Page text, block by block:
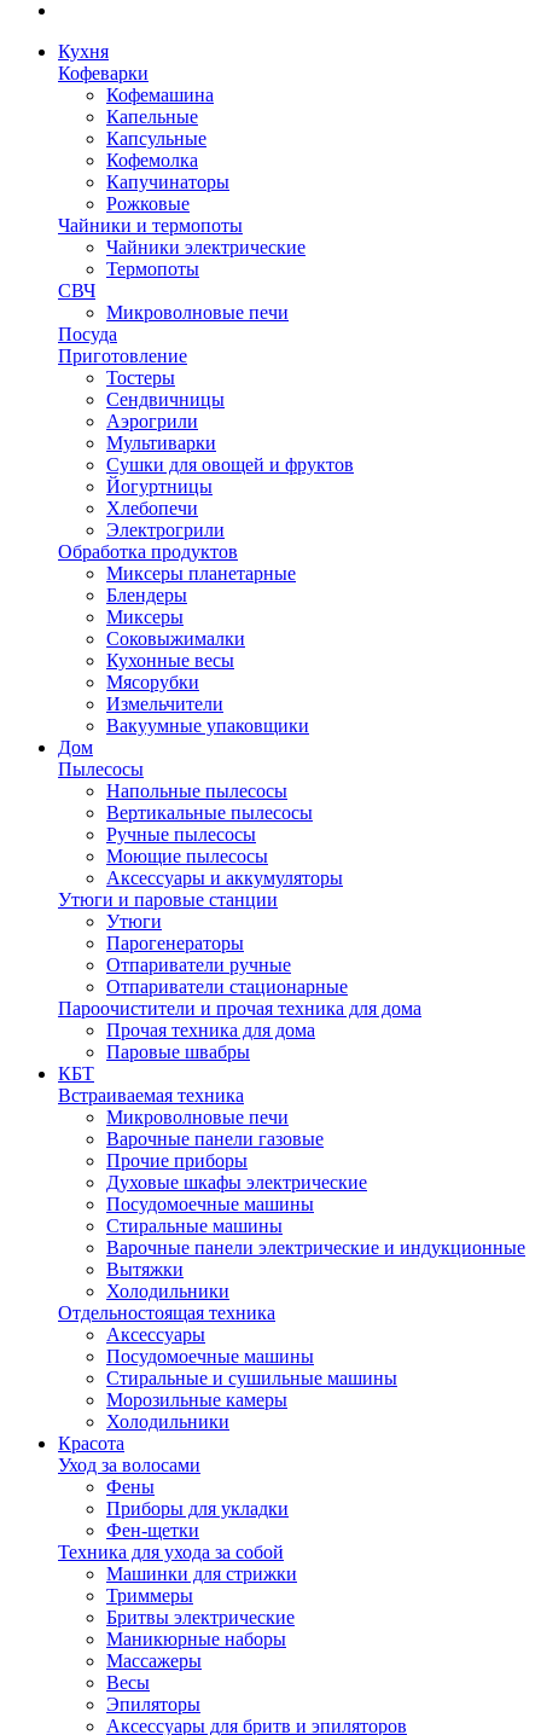
Кухня
Кофеварки
Кофемашина
Капельные
Капсульные
Кофемолка
Капучинаторы
Рожковые
Чайники и термопоты
Чайники электрические
Термопоты
СВЧ
Микроволновые печи
Посуда
Приготовление
Тостеры
Сендвичницы
Аэрогрили
Мультиварки
Сушки для овощей и фруктов
Йогуртницы
Хлебопечи
Электрогрили
Обработка продуктов
Миксеры планетарные
Блендеры
Миксеры
Соковыжималки
Кухонные весы
Мясорубки
Измельчители
Вакуумные упаковщики
Дом
Пылесосы
Напольные пылесосы
Вертикальные пылесосы
Ручные пылесосы
Моющие пылесосы
Аксессуары и аккумуляторы
Утюги и паровые станции
Утюги
Парогенераторы
Отпариватели ручные
Отпариватели стационарные
Пароочистители и прочая техника для дома
Прочая техника для дома
Паровые швабры
КБТ
Встраиваемая техника
Микроволновые печи
Варочные панели газовые
Прочие приборы
Духовые шкафы электрические
Посудомоечные машины
Стиральные машины
Варочные панели электрические и индукционные
Вытяжки
Холодильники
Отдельностоящая техника
Аксессуары
Посудомоечные машины
Стиральные и сушильные машины
Морозильные камеры
Холодильники
Красота
Уход за волосами
Фены
Приборы для укладки
Фен-щетки
Техника для ухода за собой
Машинки для стрижки
Триммеры
Бритвы электрические
Маникюрные наборы
Массажеры
Весы
Эпиляторы
Аксессуары для бритв и эпиляторов